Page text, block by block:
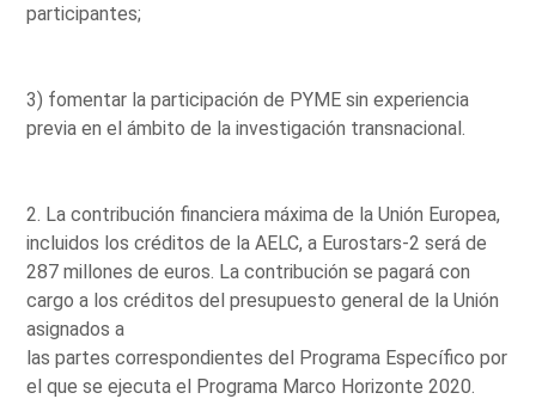
participantes;
3) fomentar la participación de PYME sin experiencia
previa en el ámbito de la investigación transnacional.
2. La contribución financiera máxima de la Unión Europea,
incluidos los créditos de la AELC, a Eurostars-2 será de
287 millones de euros. La contribución se pagará con
cargo a los créditos del presupuesto general de la Unión
asignados a
las partes correspondientes del Programa Específico por
el que se ejecuta el Programa Marco Horizonte 2020.